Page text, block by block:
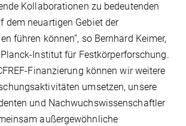
Kollaborationen zu bedeutenden
dem neuartigen Gebiet der
führen können”, so Bernhard Keimer,
Institut für Festkörperforschung.
Finanzierung können wir weitere
umsetzen, unsere
und Nachwuchswissenschaftler
außergewöhnliche